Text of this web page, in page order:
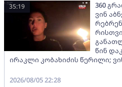
360
ვინ
წინ
ირაკლი კობახიძის წერილი;
35:19
2026/08/05 22:28